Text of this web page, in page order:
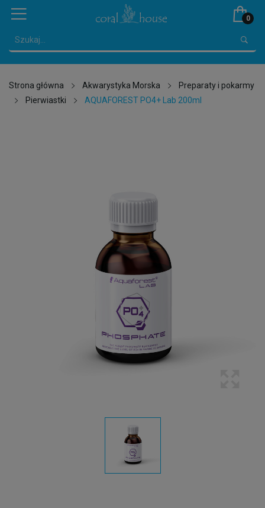
0
Strona główna Akwarystyka Morska
Preparaty i pokarmy
Pierwiastki
AQUAFOREST PO4+ Lab 200ml